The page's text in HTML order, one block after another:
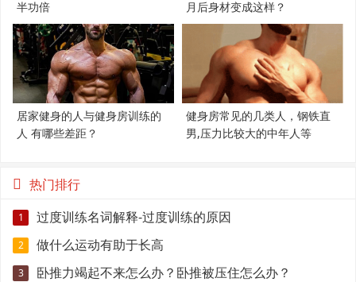
半功倍
月后身材变成这样？
居家健身的人与健身房训练的
人 有哪些差距？
健身房常见的几类人，钢铁直
男,压力比较大的中年人等
热门排行
1 过度训练名词解释-过度训练的原因
2 做什么运动有助于长高
3 卧推力竭起不来怎么办？卧推被压住怎么办？